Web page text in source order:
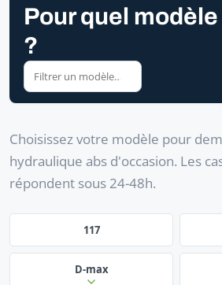
Pour quel
?
Choisissez votre modèle pour
hydraulique abs d'occasion. Les
répondent sous 24-48h.
117
D-max